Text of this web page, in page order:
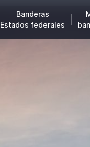
Banderas
Estados federales